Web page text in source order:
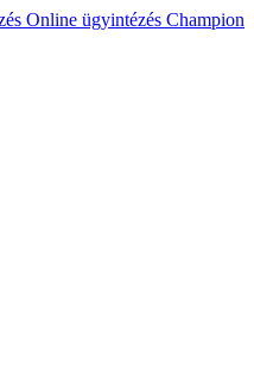
Online ügyintézés Champion